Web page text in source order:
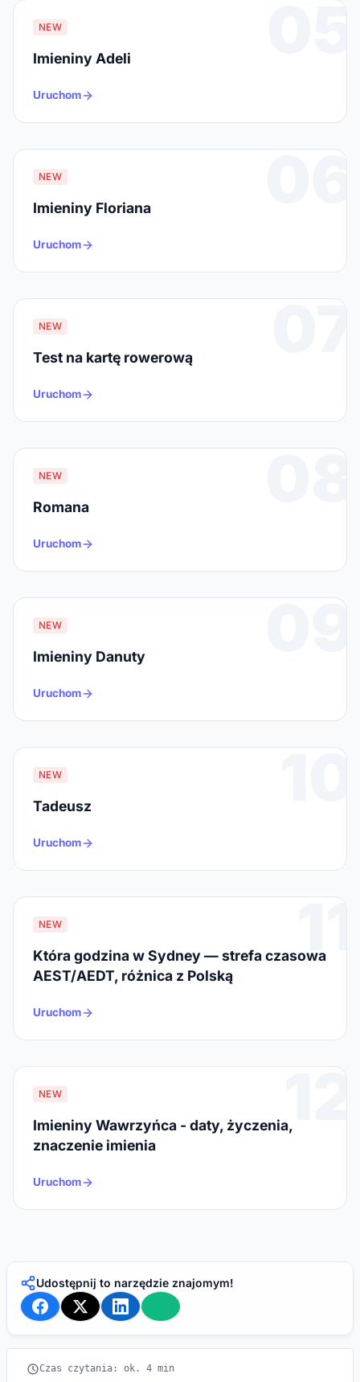
05
NEW
Imieniny Adeli
Uruchom
06
NEW
Imieniny Floriana
Uruchom
07
NEW
Test na kartę rowerową
Uruchom
08
NEW
Romana
Uruchom
09
NEW
Imieniny Danuty
Uruchom
10
NEW
Tadeusz
Uruchom
11
NEW
Która godzina w Sydney — strefa czasowa
AEST/AEDT, różnica z Polską
Uruchom
12
NEW
Imieniny Wawrzyńca - daty, życzenia,
znaczenie imienia
Uruchom
Udostępnij to narzędzie znajomym!
Czas czytania: ok. 4 min